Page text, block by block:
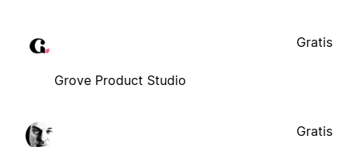
Grove Product Studio
Gratis
Gratis